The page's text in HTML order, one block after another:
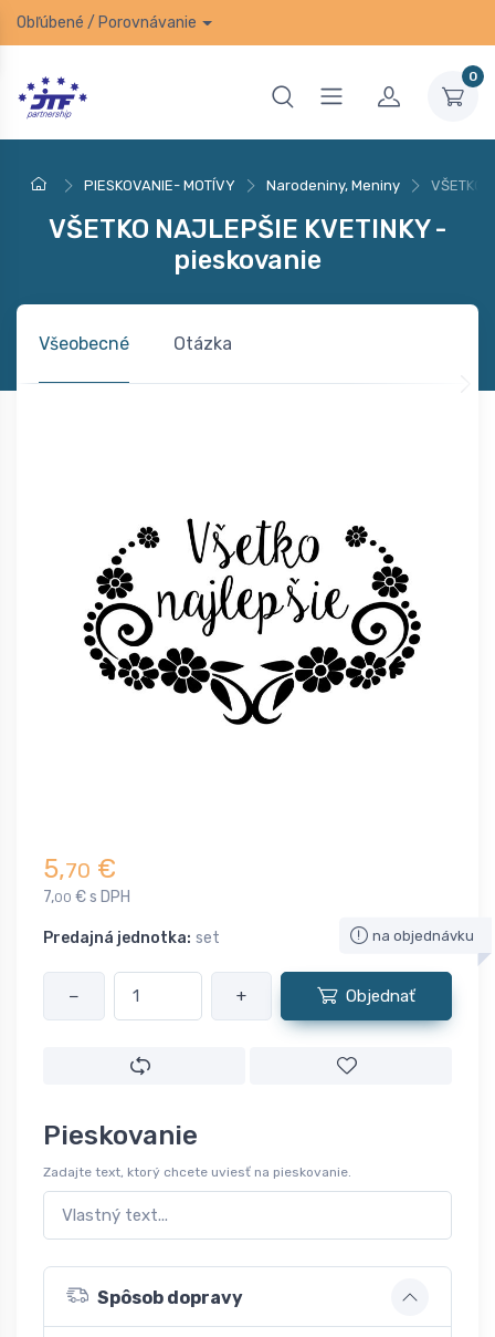
Obľúbené / Porovnávanie
0
PIESKOVANIE- MOTÍVY Narodeniny, Meniny VŠETKO
VŠETKO NAJLEPŠIE KVETINKY -
pieskovanie
Všeobecné Otázka
5,70 €
7,00 € s DPH
Predajná jednotka: set na objednávku
− + Objednať
Pieskovanie
Zadajte text, ktorý chcete uviesť na pieskovanie.
Spôsob dopravy